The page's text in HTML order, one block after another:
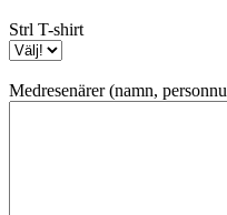
Strl T-shirt
Medresenärer (namn,